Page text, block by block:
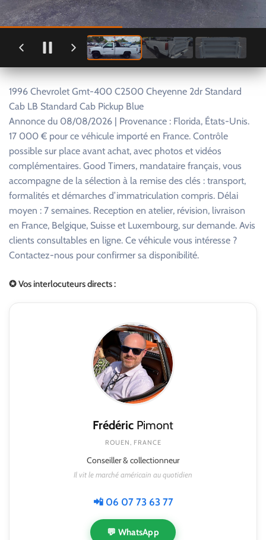
1996 Chevrolet Gmt-400 C2500 Cheyenne 2dr Standard
Cab LB Standard Cab Pickup Blue
Annonce du 08/08/2026 | Provenance : Florida, États-Unis.
17 000 € pour ce véhicule importé en France. Contrôle
possible sur place avant achat, avec photos et vidéos
complémentaires. Good Timers, mandataire français, vous
accompagne de la sélection à la remise des clés : transport,
formalités et démarches d’immatriculation compris. Délai
moyen : 7 semaines. Reception en atelier, révision, livraison
en France, Belgique, Suisse et Luxembourg, sur demande. Avis
clients consultables en ligne. Ce véhicule vous intéresse ?
Contactez-nous pour confirmer sa disponibilité.
✪ Vos interlocuteurs directs :
Frédéric Pimont
ROUEN, FRANCE
Conseiller & collectionneur
Il vit le marché américain au quotidien
📲 06 07 73 63 77
💬 WhatsApp